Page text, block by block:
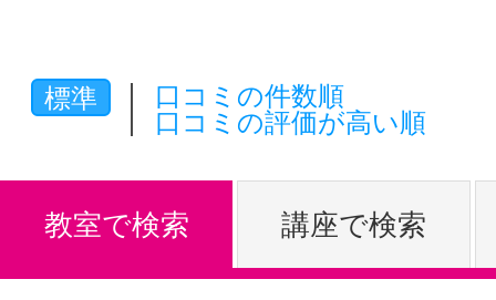
やりたいこ
特集をみる
標準
口コミの件数順
口コミの評価が高い順
教室で検索 講座で検索